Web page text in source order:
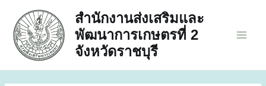
content
สำนักงานส่งเสริมและ
พัฒนาการเกษตรที่ 2
จังหวัดราชบุรี